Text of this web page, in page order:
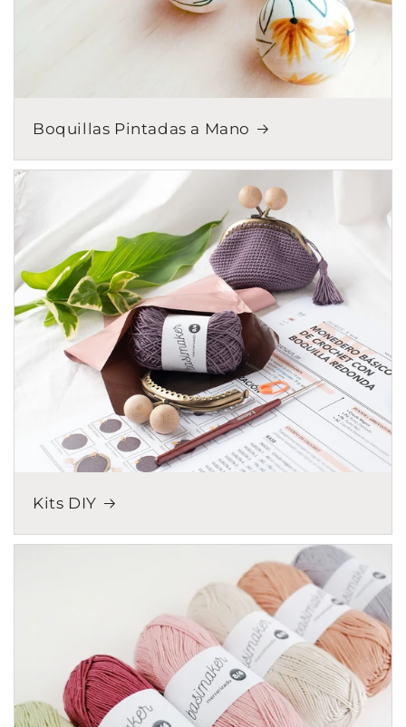
Boquillas Pintadas a Mano
Kits DIY